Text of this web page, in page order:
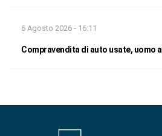
6 Agosto 2026 - 16:11
Compravendita di auto usate, uomo